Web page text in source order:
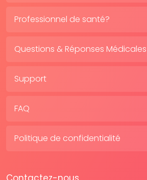
Professionnel de santé?
Questions & Réponses Médicales
Support
FAQ
Politique de confidentialité